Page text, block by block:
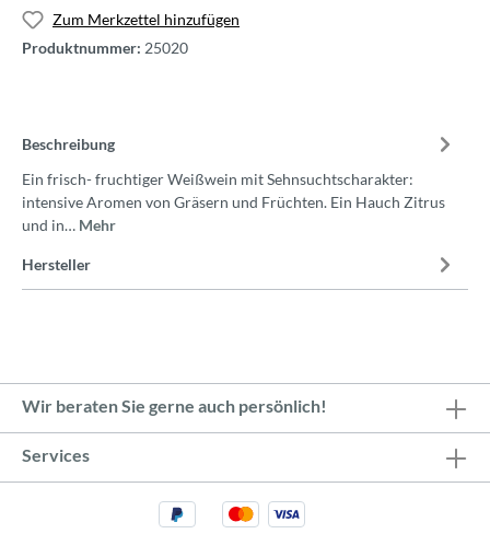
Zum Merkzettel hinzufügen
Produktnummer: 25020
Beschreibung
Ein frisch- fruchtiger Weißwein mit Sehnsuchtscharakter:
intensive Aromen von Gräsern und Früchten. Ein Hauch Zitrus
und in… Mehr
Hersteller
Wir beraten Sie gerne auch persönlich!
Services